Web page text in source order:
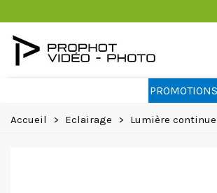
Accueil > Eclairage > Lumière continue